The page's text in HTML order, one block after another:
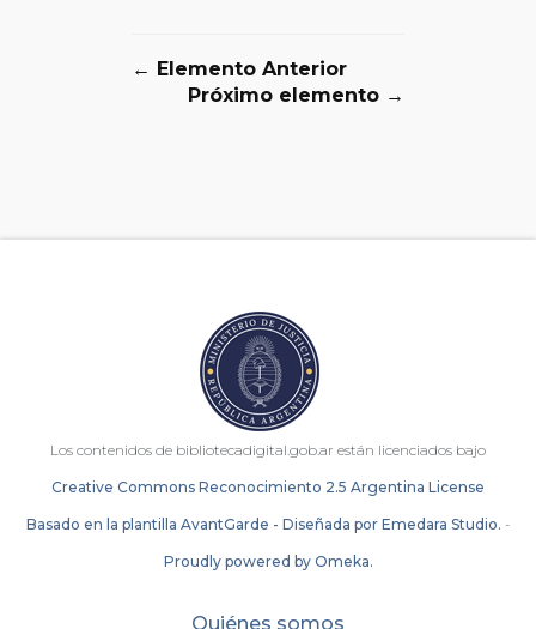
← Elemento Anterior
Próximo elemento →
Los contenidos de bibliotecadigital.gob.ar están licenciados bajo
Creative Commons Reconocimiento 2.5 Argentina License
Basado en la plantilla AvantGarde - Diseñada por Emedara Studio. -
Proudly powered by Omeka.
Quiénes somos